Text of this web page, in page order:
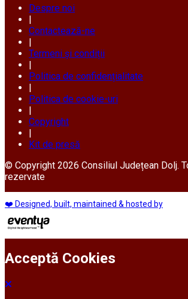
Despre noi
|
Contactează-ne
|
Termeni și condiții
|
Politica de confidențialitate
|
Politica de cookie-uri
|
Copyright
|
Kit de presă
© Copyright 2026 Consiliul Județean Dolj.
rezervate
❤️ Designed, built, maintained & hosted by
Acceptă Cookies